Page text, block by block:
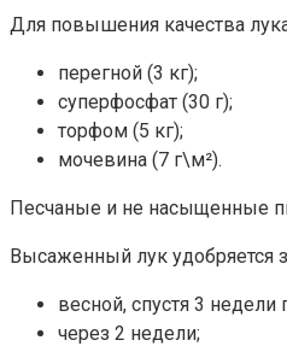
Для повышения качества
перегной (3 кг);
суперфосфат (30 г);
торфом (5 кг);
мочевина (7 г\м²).
Песчаные и не насыщенные
Высаженный лук удобряется
весной, спустя 3
через 2 недели;